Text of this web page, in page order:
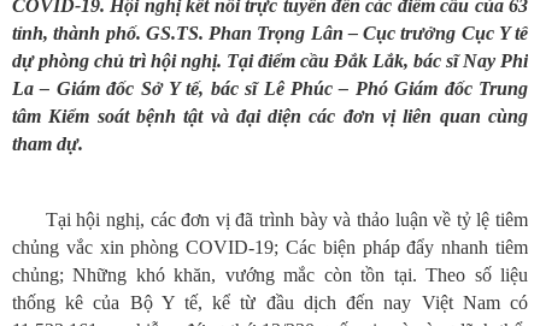
COVID-19. Hội nghị kết nối trực tuyến đến các điểm cầu của 63
tỉnh, thành phố. GS.TS. Phan Trọng Lân – Cục trưởng Cục Y tế
dự phòng chủ trì hội nghị. Tại điểm cầu Đắk Lắk, bác sĩ Nay Phi
La – Giám đốc Sở Y tế, bác sĩ Lê Phúc – Phó Giám đốc Trung
tâm Kiểm soát bệnh tật và đại diện các đơn vị liên quan cùng
tham dự.
Tại hội nghị, các đơn vị đã trình bày và thảo luận về tỷ lệ tiêm
chủng vắc xin phòng COVID-19; Các biện pháp đẩy nhanh tiêm
chủng; Những khó khăn, vướng mắc còn tồn tại. Theo số liệu
thống kê của Bộ Y tế, kể từ đầu dịch đến nay Việt Nam có